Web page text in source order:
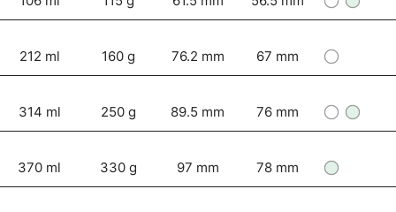
212 ml 160 g 76.2 mm 67 mm
314 ml 250 g 89.5 mm 76 mm
370 ml 330 g 97 mm 78 mm